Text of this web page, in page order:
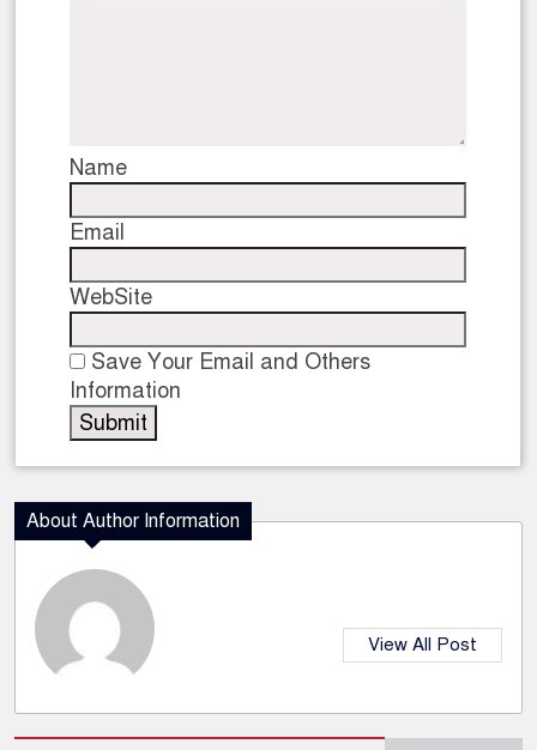
Name
Email
WebSite
Save Your Email and Others
Information
About Author Information
View All Post